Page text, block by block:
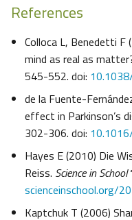
References
Colloca L, Benedetti F
mind as real as
545-552. doi:
de la Fuente-
effect in Parkinson’s
302-306. doi:
Hayes E (2010) Die
Reiss. Science in School
scienceinschool.org/
Kaptchuk T (2006)